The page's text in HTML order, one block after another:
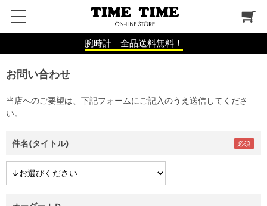
腕時計 全品送料無料！
お問い合わせ
当店へのご要望は、下記フォームにご記入のうえ送信してくださ
い。
件名(タイトル)